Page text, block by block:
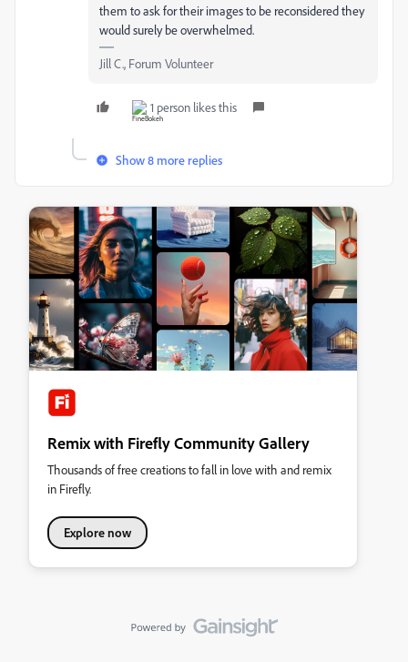
them to ask for their images to be reconsidered they
would surely be overwhelmed.
Jill C., Forum Volunteer
1 person likes this
Show 8 more replies
Remix with Firefly Community Gallery
Thousands of free creations to fall in love with and remix
in Firefly.
Explore now